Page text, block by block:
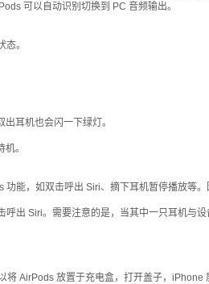
可以自动识别切换到 PC 音频输出。
。
耳机也会闪一下绿灯。
。
能，如双击呼出 Siri、摘下耳机暂停播放等
出 Siri。需要注意的是，当其中一只耳机与
AirPods 放置于充电盒，打开盖子，iPhone